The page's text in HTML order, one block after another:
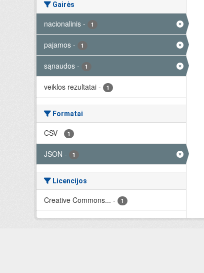
Gairės
nacionalinis - 1
pajamos - 1
sąnaudos - 1
veiklos rezultatai - 1
Formatai
CSV - 1
JSON - 1
Licencijos
Creative Commons... - 1